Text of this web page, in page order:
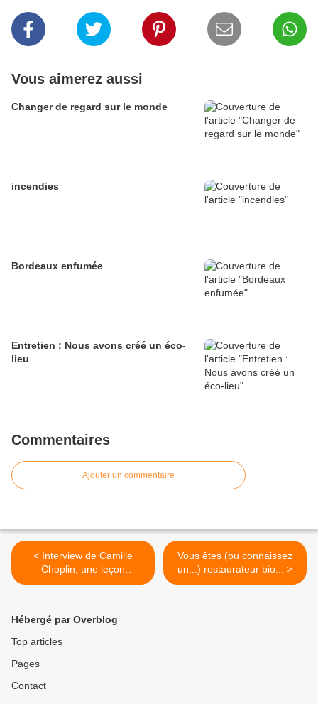
Vous aimerez aussi
Changer de regard sur le monde
incendies
Bordeaux enfumée
Entretien : Nous avons créé un éco-
lieu
Commentaires
Ajouter un commentaire
< Interview de Camille
Choplin, une leçon
d’écologie.
Vous êtes (ou connaissez
un...) restaurateur bio... >
Hébergé par Overblog
Top articles
Pages
Contact